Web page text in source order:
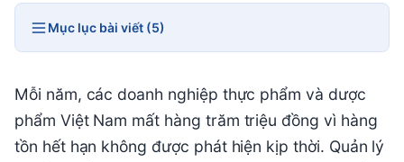
Mục lục bài viết (5)
Mỗi năm, các doanh nghiệp thực phẩm và dược
phẩm Việt Nam mất hàng trăm triệu đồng vì hàng
tồn hết hạn không được phát hiện kịp thời. Quản lý